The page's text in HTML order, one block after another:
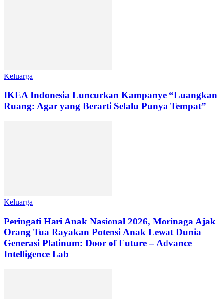
Keluarga
IKEA Indonesia Luncurkan Kampanye “Luangkan
Ruang: Agar yang Berarti Selalu Punya Tempat”
Keluarga
Peringati Hari Anak Nasional 2026, Morinaga Ajak
Orang Tua Rayakan Potensi Anak Lewat Dunia
Generasi Platinum: Door of Future – Advance
Intelligence Lab